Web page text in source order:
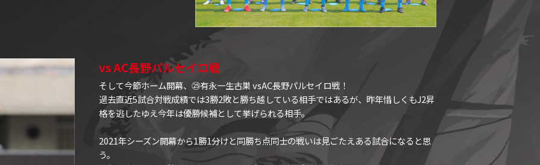
vs AC長野パルセイロ戦
そして今節ホーム開幕、㉕有永一生古巣 vsAC長野パルセイロ戦！
過去直近5試合対戦成績では3勝2敗と勝ち越している相手ではあるが、昨年惜しくもJ2昇
格を逃したゆえ今年は優勝候補として挙げられる相手。
2021年シーズン開幕から1勝1分けと同勝ち点同士の戦いは見ごたえある試合になると思
う。